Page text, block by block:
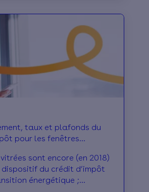
taux et plafonds du
pour les fenêtres
sont encore (en 2018)
du crédit d’impôt
énergétique ;